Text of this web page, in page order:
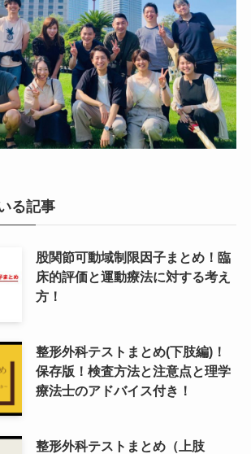
る記事
股関節可動域制限因子まとめ！臨
床的評価と運動療法に対する考え
方！
整形外科テストまとめ(下肢編)！
保存版！検査方法と注意点と理学
療法士のアドバイス付き！
整形外科テストまとめ（上肢